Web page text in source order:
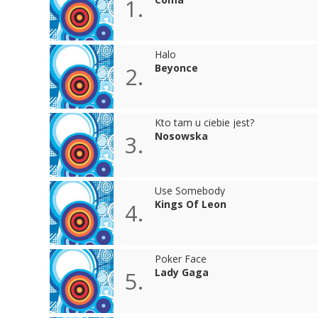
1.
2.
Halo
Beyonce
3.
Kto tam u ciebie jest?
Nosowska
4.
Use Somebody
Kings Of Leon
5.
Poker Face
Lady Gaga